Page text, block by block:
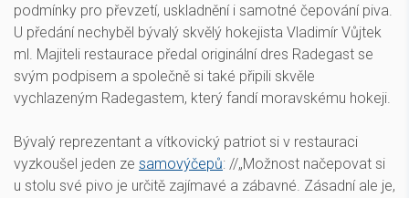
podmínky pro převzetí, uskladnění i samotné čepování piva.
U předání nechyběl bývalý skvělý hokejista Vladimír Vůjtek
ml. Majiteli restaurace předal originální dres Radegast se
svým podpisem a společně si také připili skvěle
vychlazeným Radegastem, který fandí moravskému hokeji.
Bývalý reprezentant a vítkovický patriot si v restauraci
vyzkoušel jeden ze samovýčepů: //„Možnost načepovat si
u stolu své pivo je určitě zajímavé a zábavné. Zásadní ale je,